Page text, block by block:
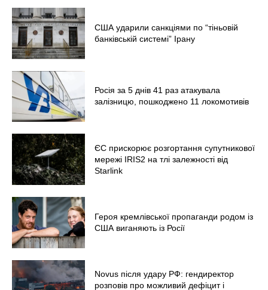
США ударили санкціями по “тіньовій
банківській системі” Ірану
Росія за 5 днів 41 раз атакувала
залізницю, пошкоджено 11 локомотивів
ЄС прискорює розгортання супутникової
мережі IRIS2 на тлі залежності від
Starlink
Героя кремлівської пропаганди родом із
США виганяють із Росії
Novus після удару РФ: гендиректор
розповів про можливий дефіцит і